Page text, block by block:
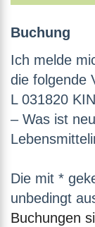
Buchung
Ich melde
die folgende
L 031820
– Was ist
Die mit *
unbedingt
Buchungen